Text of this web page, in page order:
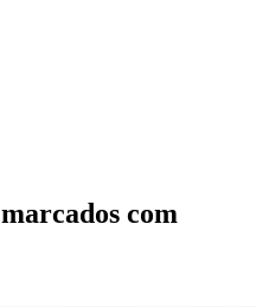
marcados com